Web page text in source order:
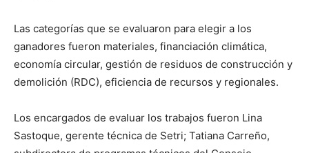
Las categorías que se evaluaron para elegir a los
ganadores fueron materiales, financiación climática,
economía circular, gestión de residuos de construcción y
demolición (RDC), eficiencia de recursos y regionales.
Los encargados de evaluar los trabajos fueron Lina
Sastoque, gerente técnica de Setri; Tatiana Carreño,